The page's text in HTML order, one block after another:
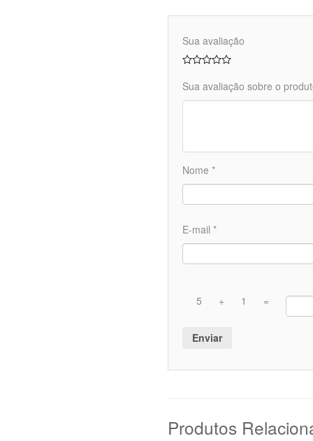
Sua avaliação
Sua avaliação sobre o
Nome *
E-mail *
5 + 1 =
Produtos